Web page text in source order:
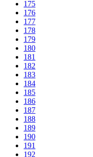
175
176
177
178
179
180
181
182
183
184
185
186
187
188
189
190
191
192